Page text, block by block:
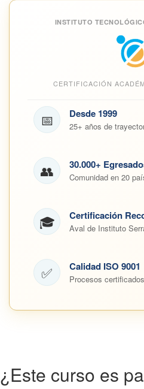
INSTITUTO
CERTIFICACIÓN
📅 Desde 1999
25+ años de
👥 30.000+
Comunidad en 20
🎓 Certificación
Aval de Instituto
✅ Calidad ISO 9001
Procesos certificados
¿Este curso es